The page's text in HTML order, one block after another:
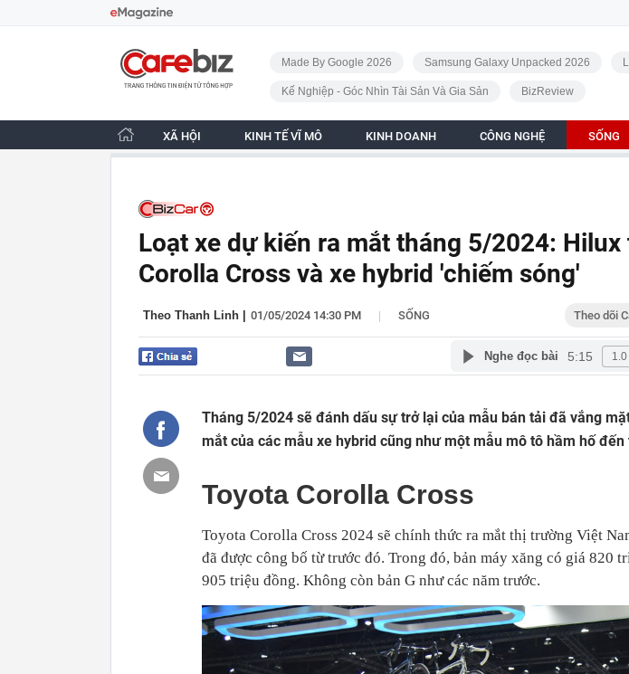
CafeBiz - Trang chủ
Made By Google 2026 Samsung Galaxy Unpacked 2026
Kế Nghiệp - Góc Nhìn Tài Sản Và Gia Sản BizReview
XÃ HỘI KINH TẾ VĨ MÔ KINH DOANH CÔNG NGHỆ SỐNG
Loạt xe dự kiến ra mắt tháng 5/2024: Hilux
Corolla Cross và xe hybrid 'chiếm sóng'
Theo Thanh Linh 01/05/2024 14:30 PM | SỐNG Theo dõi
Nghe đọc bài 5:15
Tháng 5/2024 sẽ đánh dấu sự trở lại của mẫu bán tải đã vắng
mắt của các mẫu xe hybrid cũng như một mẫu mô tô hầm hố đến
Toyota Corolla Cross
Toyota Corolla Cross 2024 sẽ chính thức ra mắt thị trường Việt
đã được công bố từ trước đó. Trong đó, bản máy xăng có giá 820
905 triệu đồng. Không còn bản G như các năm trước.